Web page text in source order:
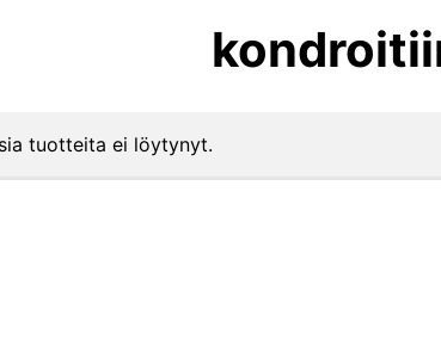
tuotteita ei löytynyt.